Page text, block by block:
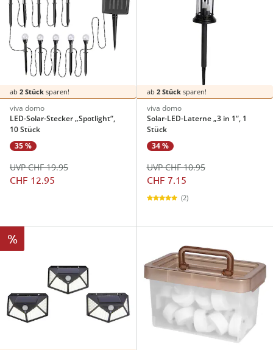
ab 2 Stück sparen!
viva domo
LED-Solar-Stecker „Spotlight“,
10 Stück
35 %
CHF 12.95
UVP CHF 19.95
ab 2 Stücksparen!
viva domo
Solar-LED-Laterne „3 in 1“, 1
Stück
34 %
CHF 7.15
UVP CHF 10.95
(2)
%